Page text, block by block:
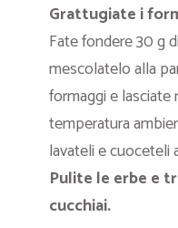
Grattugiate i
Fate fondere 30 g
mescolatelo alla
formaggi e lasciate
temperatura
lavateli e cuoceteli
Pulite le erbe e
cucchiai.